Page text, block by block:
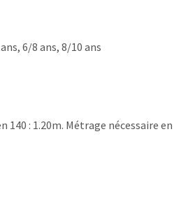
6/8 ans, 8/10 ans
140 : 1.20m. Métrage nécessaire en